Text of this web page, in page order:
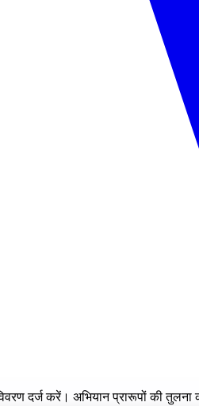
दर्ज करें। अभियान प्रारूपों की